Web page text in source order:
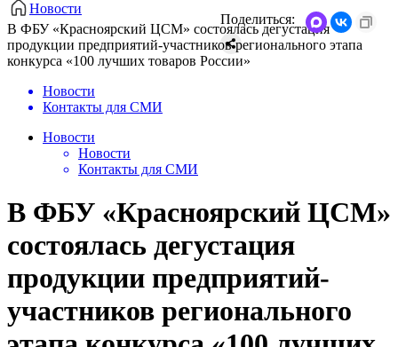
Новости
В ФБУ «Красноярский ЦСМ» состоялась дегустация
продукции предприятий-участников регионального этапа
конкурса «100 лучших товаров России»
Поделиться:
Новости
Контакты для СМИ
Новости
Новости
Контакты для СМИ
В ФБУ «Красноярский ЦСМ»
состоялась дегустация
продукции предприятий-
участников регионального